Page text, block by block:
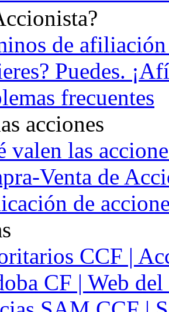
de
Puedes.
frecuentes
acciones
valen las
Venta de
de
CCF |
CF | Web